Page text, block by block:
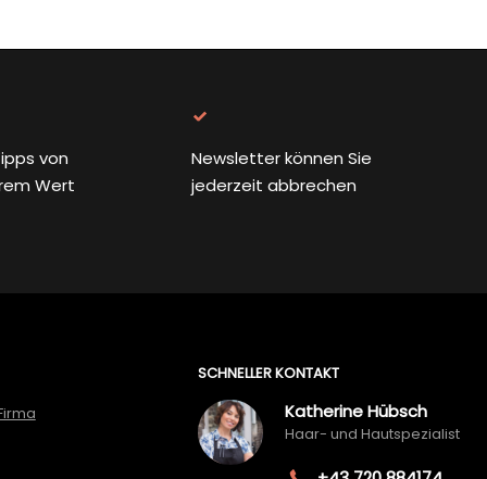
von
Wert
Newsletter können Sie
jederzeit abbrechen
SCHNELLER KONTAKT
Katherine Hübsch
Haar- und Hautspezialist